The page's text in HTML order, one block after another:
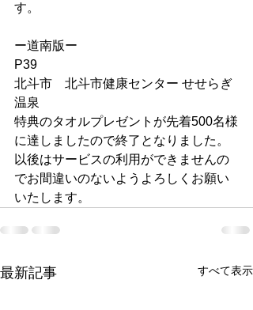
す。
ー道南版ー
P39
北斗市　北斗市健康センター せせらぎ
温泉
特典のタオルプレゼントが先着500名様
に達しましたので終了となりました。
以後はサービスの利用ができませんの
でお間違いのないようよろしくお願い
いたします。
最新記事 すべて表示